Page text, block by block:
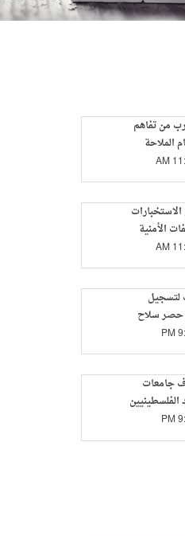
من تفاهم
الملاحة
الأمنية
لتسجيل
حصر سلاح
جامعات